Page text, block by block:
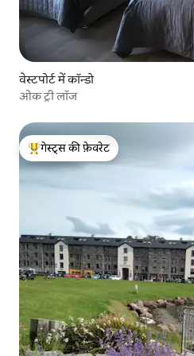
वेस्टपोर्ट में कॉन्डो
ओक ट्री लॉज
गेस्ट्स का टॉप फ़ेवरेट
गेस्ट्स की फ़ेवरेट